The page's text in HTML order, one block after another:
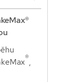
®,